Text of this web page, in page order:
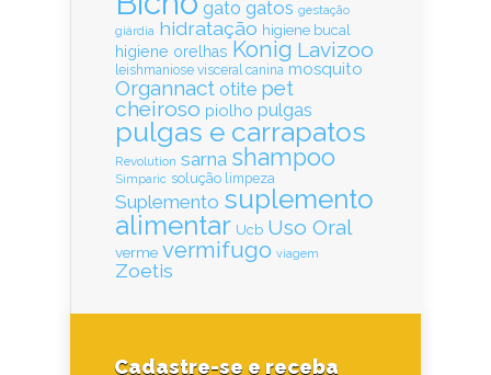
gato gatos gestação
giárdia hidratação higiene bucal
higiene orelhas Konig Lavizoo
leishmaniose visceral canina mosquito
Organnact otite pet
cheiroso piolho pulgas
pulgas e carrapatos
Revolution sarna shampoo
Simparic solução limpeza
Suplemento suplemento
alimentar Ucb Uso Oral
verme vermifugo viagem
Zoetis
Cadastre-se e receba